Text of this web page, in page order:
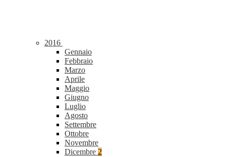
2016
Gennaio
Febbraio
Marzo
Aprile
Maggio
Giugno
Luglio
Agosto
Settembre
Ottobre
Novembre
Dicembre 2